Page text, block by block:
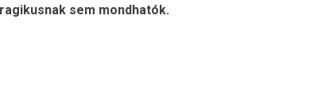
sem mondhatók.